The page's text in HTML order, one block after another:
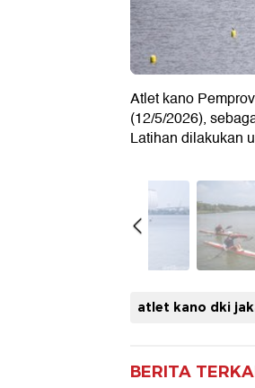
Atlet kano
(12/5/2026),
Latihan dilakukan
atlet kano dki
BERITA